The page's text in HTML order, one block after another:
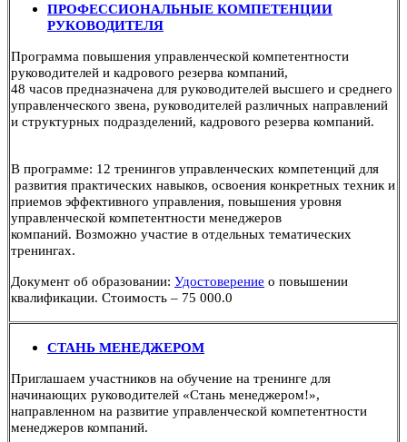
ПРОФЕССИОНАЛЬНЫЕ КОМПЕТЕНЦИИ
РУКОВОДИТЕЛЯ
Программа повышения управленческой компетентности
руководителей и кадрового резерва компаний,
48 часов предназначена для руководителей высшего и среднего
управленческого звена, руководителей различных направлений
и структурных подразделений, кадрового резерва компаний.
В программе: 12 тренингов управленческих компетенций для
развития практических навыков, освоения конкретных техник и
приемов эффективного управления, повышения уровня
управленческой компетентности менеджеров
компаний. Возможно участие в отдельных тематических
тренингах.
Документ об образовании: Удостоверение о повышении
квалификации. Стоимость – 75 000.0
СТАНЬ МЕНЕДЖЕРОМ
Приглашаем участников на обучение на тренинге для
начинающих руководителей «Стань менеджером!»,
направленном на развитие управленческой компетентности
менеджеров компаний.